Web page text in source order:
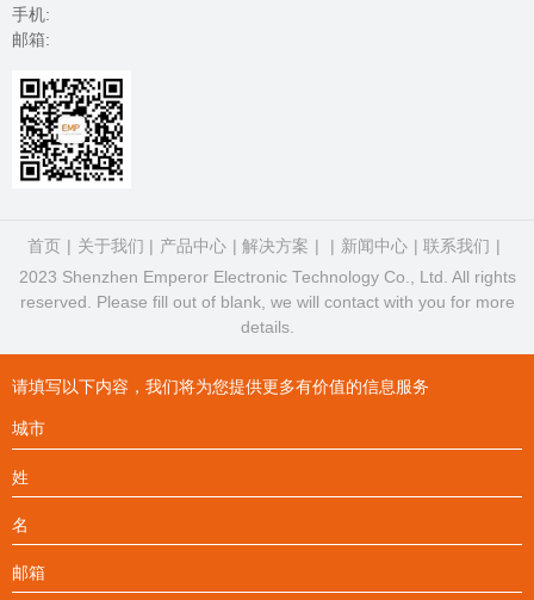
手机:
邮箱:
首页 关于我们 产品中心 解决方案 新闻中心
联系我们
2023 Shenzhen Emperor Electronic Technology Co., Ltd. All rights
reserved. Please fill out of blank, we will contact with you for more
details.
请填写以下内容，我们将为您提供更多有价值的信息服务